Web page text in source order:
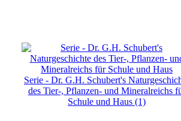
Serie - Dr. G.H. Schubert's
des Tier-, Pflanzen- und Mineralreichs
Schule und Haus (1)